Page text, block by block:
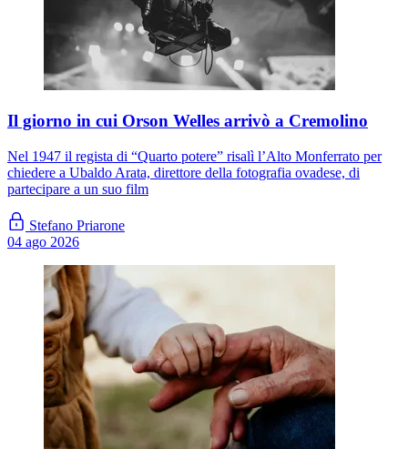
Il giorno in cui Orson Welles arrivò a Cremolino
Nel 1947 il regista di “Quarto potere” risalì l’Alto Monferrato per
chiedere a Ubaldo Arata, direttore della fotografia ovadese, di
partecipare a un suo film
Stefano Priarone
04 ago 2026